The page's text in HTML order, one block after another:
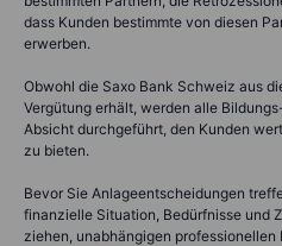
dass Kunden bestimmte von diesen
erwerben.
Obwohl die Saxo Bank Schweiz aus
Vergütung erhält, werden alle
Absicht durchgeführt, den Kunden
zu bieten.
Bevor Sie Anlageentscheidungen
finanzielle Situation, Bedürfnisse und
ziehen, unabhängigen professionellen